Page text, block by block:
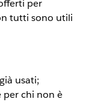
per
tutti sono utili
usati;
per chi non è